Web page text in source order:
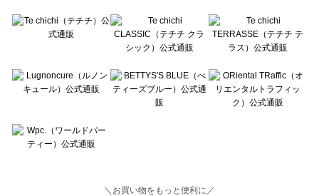
＼お買い物をもっと便利に／